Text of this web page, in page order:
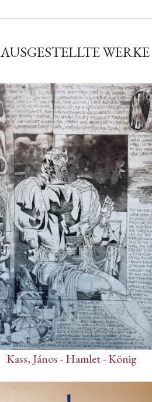
AUSGESTELLTE WERKE
Kass, János-Hamlet - König